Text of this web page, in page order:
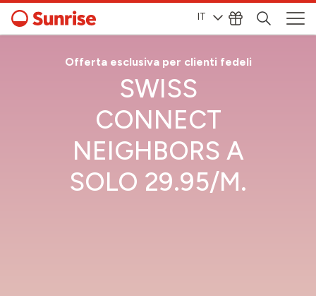
IT
Offerta esclusiva per clienti fedeli
SWISS
CONNECT
NEIGHBORS A
SOLO 29.95/M.